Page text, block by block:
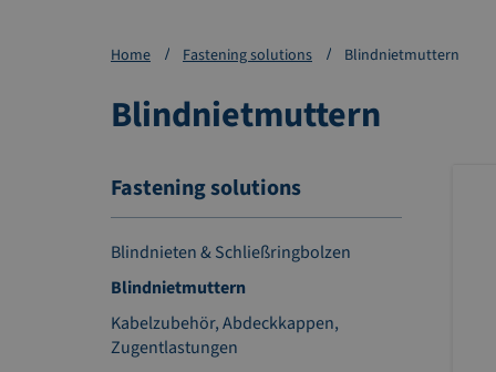
Home Fastening solutions Blindnietmuttern
Blindnietmuttern
Fastening solutions
Blindnieten & Schließringbolzen
Blindnietmuttern
Kabelzubehör, Abdeckkappen,
Zugentlastungen